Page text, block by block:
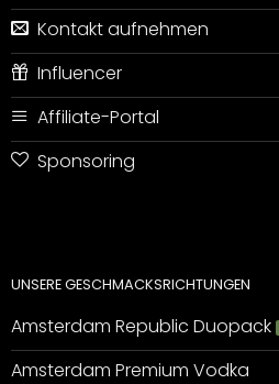
Kontakt aufnehmen
Influencer
Affiliate-Portal
Sponsoring
UNSERE GESCHMACKSRICHTUNGEN
Amsterdam Republic Duopack
Amsterdam Premium Vodka